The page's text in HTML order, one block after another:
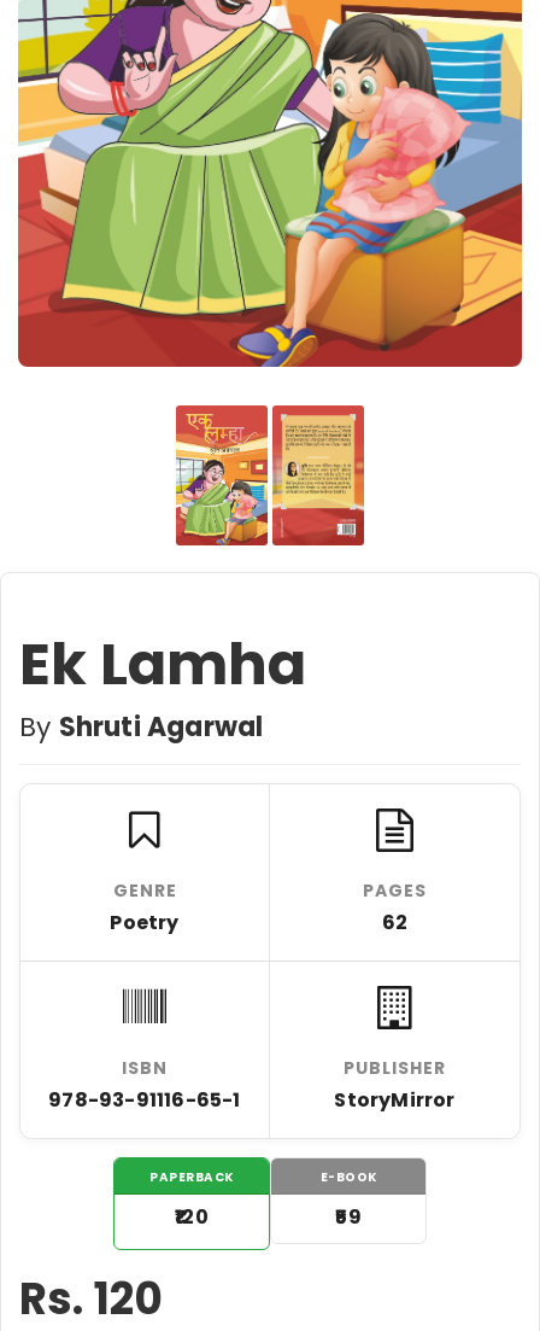
Ek Lamha
By Shruti Agarwal
GENRE
Poetry
PAGES
62
ISBN
978-93-91116-65-1
PUBLISHER
StoryMirror
PAPERBACK
₹120
E-BOOK
₹59
Rs.120